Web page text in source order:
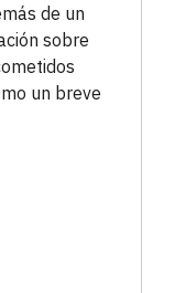
de un
sobre
un breve